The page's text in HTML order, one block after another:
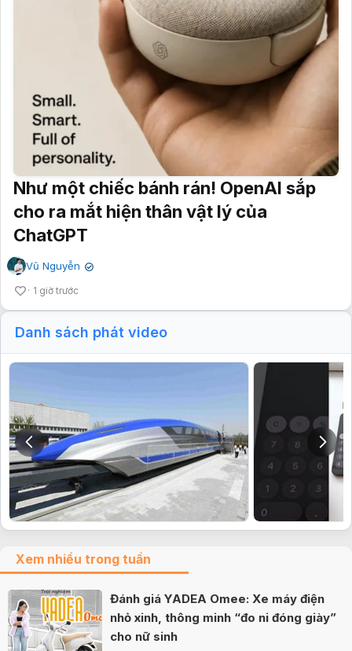
Như một chiếc bánh rán! OpenAI sắp
cho ra mắt hiện thân vật lý của
ChatGPT
Vũ Nguyễn ✔
1 giờ trước
Danh sách phát video
Xem nhiều trong tuần
Đánh giá YADEA Omee: Xe máy điện
nhỏ xinh, thông minh “đo ni đóng giày”
cho nữ sinh